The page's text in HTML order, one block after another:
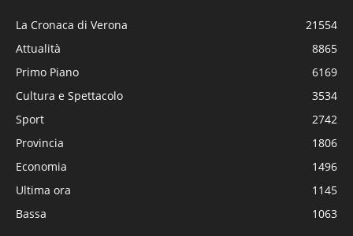
La Cronaca di Verona
21554
Attualità
8865
Primo Piano
6169
Cultura e Spettacolo
3534
Sport
2742
Provincia
1806
Economia
1496
Ultima ora
1145
Bassa
1063